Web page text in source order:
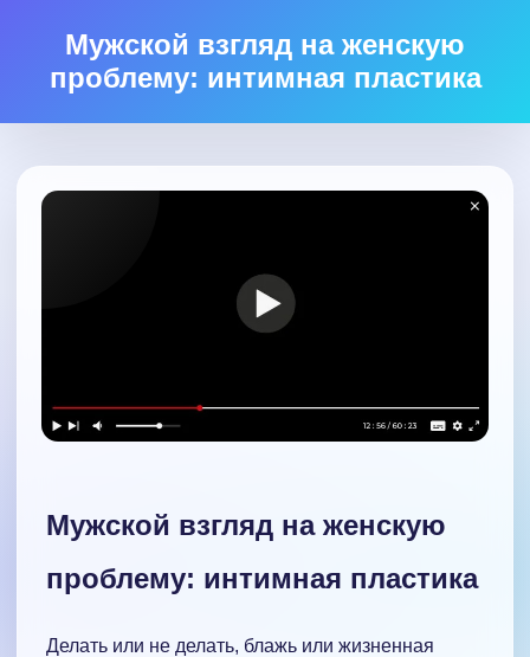
Мужской взгляд на женскую
проблему: интимная пластика
Мужской взгляд на женскую
проблему: интимная пластика
Делать или не делать, блажь или жизненная